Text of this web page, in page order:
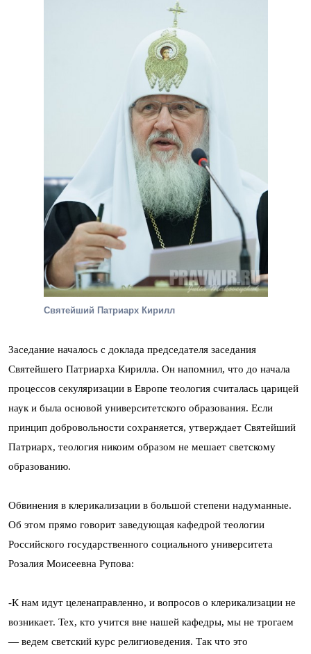
Святейший Патриарх Кирилл
Заседание началось с доклада председателя заседания
Святейшего Патриарха Кирилла. Он напомнил, что до начала
процессов секуляризации в Европе теология считалась царицей
наук и была основой университетского образования. Если
принцип добровольности сохраняется, утверждает Святейший
Патриарх, теология никоим образом не мешает светскому
образованию.
Обвинения в клерикализации в большой степени надуманные.
Об этом прямо говорит заведующая кафедрой теологии
Российского государственного социального университета
Розалия Моисеевна Рупова:
-К нам идут целенаправленно, и вопросов о клерикализации не
возникает. Тех, кто учится вне нашей кафедры, мы не трогаем
— ведем светский курс религиоведения. Так что это